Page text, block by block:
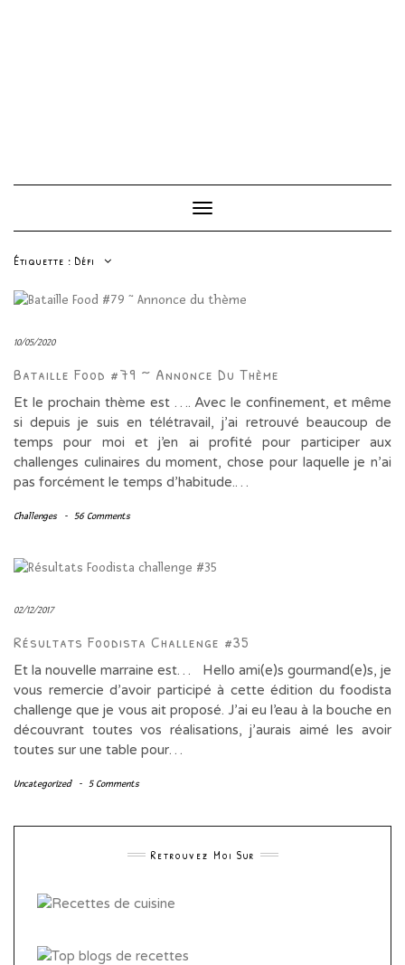
Toggle
Navigation
Étiquette : Défi
10/05/2020
Bataille Food #79 ~ Annonce Du Thème
Et le prochain thème est …. Avec le confinement, et même
si depuis je suis en télétravail, j’ai retrouvé beaucoup de
temps pour moi et j’en ai profité pour participer aux
challenges culinaires du moment, chose pour laquelle je n’ai
pas forcément le temps d’habitude.…
Challenges - 56 Comments
02/12/2017
Résultats Foodista Challenge #35
Et la nouvelle marraine est… Hello ami(e)s gourmand(e)s, je
vous remercie d’avoir participé à cette édition du foodista
challenge que je vous ait proposé. J’ai eu l’eau à la bouche en
découvrant toutes vos réalisations, j’aurais aimé les avoir
toutes sur une table pour…
Uncategorized - 5 Comments
Retrouvez Moi Sur